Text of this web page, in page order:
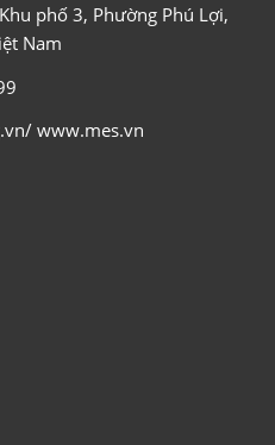
phố 3, Phường Phú Lợi,
Nam
www.mes.vn